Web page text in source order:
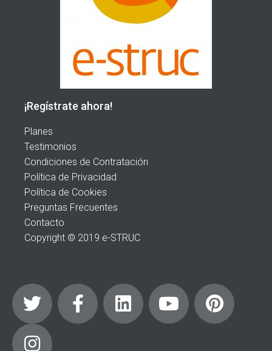
¡Regístrate ahora!
Planes
Testimonios
Condiciones de Contratación
Política de Privacidad
Política de Cookies
Preguntas Frecuentes
Contacto
Copyright © 2019 e-STRUC